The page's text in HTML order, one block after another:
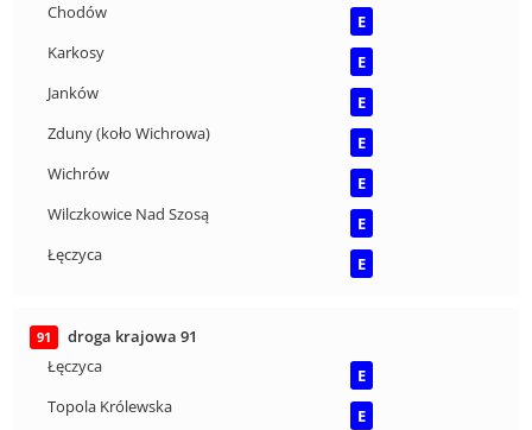
Chodów
E
Karkosy
E
Janków
E
Zduny (koło Wichrowa)
E
Wichrów
E
Wilczkowice Nad Szosą
E
Łęczyca
E
91
droga krajowa 91
Łęczyca
E
Topola Królewska
E